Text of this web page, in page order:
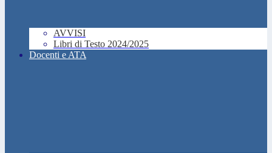
AVVISI
Libri di Testo 2024/2025
Docenti e ATA